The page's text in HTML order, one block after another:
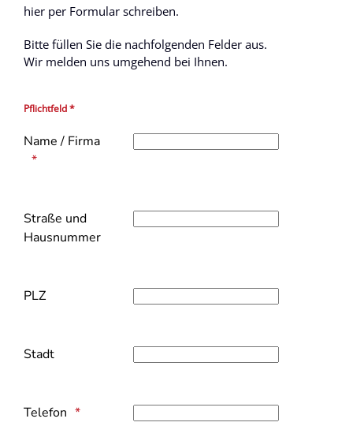
hier per Formular schreiben.
Bitte füllen Sie die nachfolgenden Felder aus.
Wir melden uns umgehend bei Ihnen.
Pflichtfeld *
Name / Firma
Straße und
Hausnummer
PLZ
Stadt
Telefon